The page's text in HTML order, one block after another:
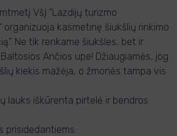
VšĮ "Lazdijų turizmo
kasmetinę šiukšlių rinkimo
Ne tik renkame šiukšles, bet ir
Ančios upe! Džiaugiamės, jog
kiekis mažėja, o žmonės tampa vis
lauks iškūrenta pirtelė ir bendros
prisidedantiems: